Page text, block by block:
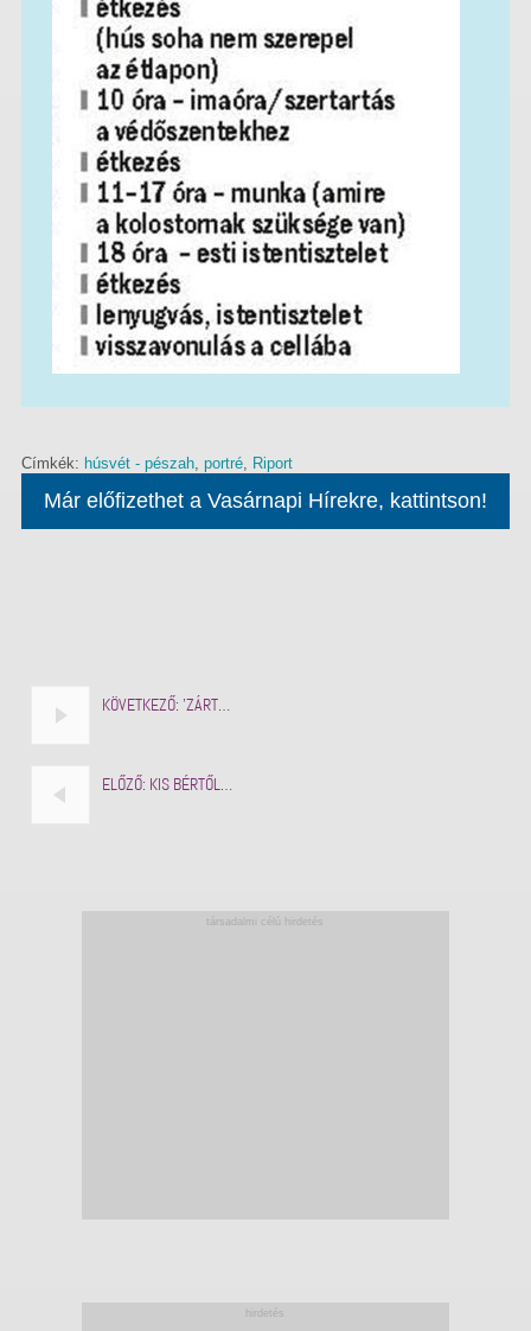
Címkék: húsvét - pészah, portré, Riport
Már előfizethet a Vasárnapi Hírekre, kattintson!
KÖVETKEZŐ: 'ZÁRT…
ELŐZŐ: KIS BÉRTŐL…
társadalmi célú hirdetés
hirdetés